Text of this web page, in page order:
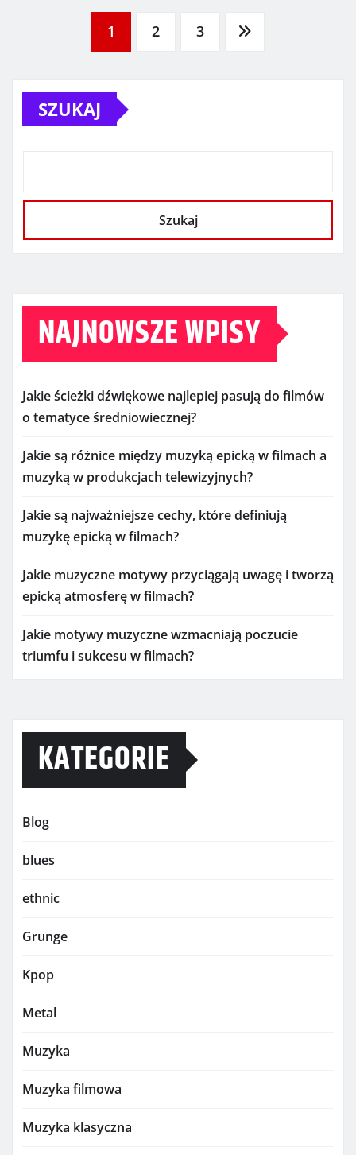
Stronicowanie
wpisów
1 2 3
SZUKAJ
Szukaj
NAJNOWSZE WPISY
Jakie ścieżki dźwiękowe najlepiej pasują do filmów
o tematyce średniowiecznej?
Jakie są różnice między muzyką epicką w filmach a
muzyką w produkcjach telewizyjnych?
Jakie są najważniejsze cechy, które definiują
muzykę epicką w filmach?
Jakie muzyczne motywy przyciągają uwagę i tworzą
epicką atmosferę w filmach?
Jakie motywy muzyczne wzmacniają poczucie
triumfu i sukcesu w filmach?
KATEGORIE
Blog
blues
ethnic
Grunge
Kpop
Metal
Muzyka
Muzyka filmowa
Muzyka klasyczna